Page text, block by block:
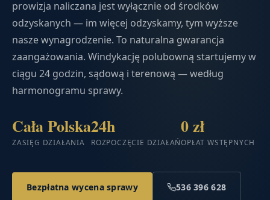
prowizja naliczana jest wyłącznie od środków
odzyskanych — im więcej odzyskamy, tym wyższe
nasze wynagrodzenie. To naturalna gwarancja
zaangażowania. Windykację polubowną startujemy w
ciągu 24 godzin, sądową i terenową — według
harmonogramu sprawy.
Cała Polska
ZASIĘG DZIAŁANIA
24h
ROZPOCZĘCIE DZIAŁAŃ
0 zł
OPŁAT WSTĘPNYCH
Bezpłatna wycena sprawy 536 396 628